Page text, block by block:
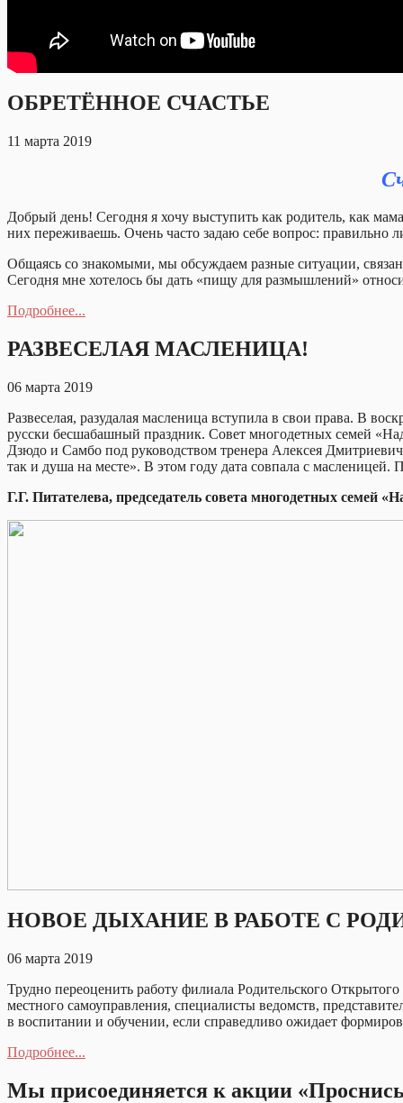
ОБРЕТЁННОЕ СЧАСТЬЕ
11 марта 2019
Добрый день! Сегодня я хочу выступить как родитель, как
них переживаешь. Очень часто задаю себе вопрос: правильно
Общаясь со знакомыми, мы обсуждаем разные ситуации,
Сегодня мне хотелось бы дать «пищу для размышлений»
Подробнее...
РАЗВЕСЕЛАЯ МАСЛЕНИЦА!
06 марта 2019
Развеселая, разудалая масленица вступила в свои права. В
русски бесшабашный праздник. Совет многодетных семей
Дзюдо и Самбо под руководством тренера Алексея
так и душа на месте». В этом году дата совпала с
Г.Г. Питателева, председатель совета многодетных семей
НОВОЕ ДЫХАНИЕ В РАБОТЕ С
06 марта 2019
Трудно переоценить работу филиала Родительского
местного самоуправления, специалисты ведомств,
в воспитании и обучении, если справедливо ожидает
Подробнее...
Мы присоединяется к акции